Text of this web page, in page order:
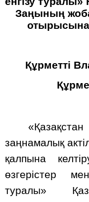
Заңының
отырысына
Құрметті
заңнамалық
қалпына
өзгерістер
туралы»